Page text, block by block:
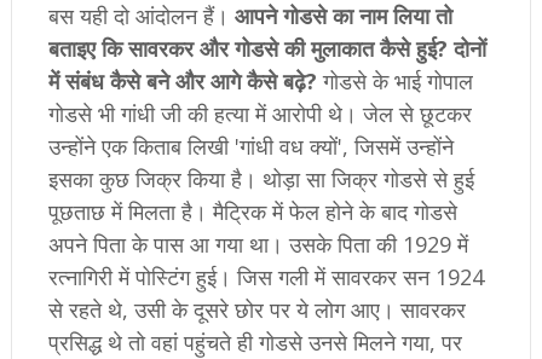
बस यही दो आंदोलन हैं। आपने गोडसे का नाम लिया तो
बताइए कि सावरकर और गोडसे की मुलाकात कैसे हुई? दोनों
में संबंध कैसे बने और आगे कैसे बढ़े? गोडसे के भाई गोपाल
गोडसे भी गांधी जी की हत्या में आरोपी थे। जेल से छूटकर
उन्होंने एक किताब लिखी 'गांधी वध क्यों', जिसमें उन्होंने
इसका कुछ जिक्र किया है। थोड़ा सा जिक्र गोडसे से हुई
पूछताछ में मिलता है। मैट्रिक में फेल होने के बाद गोडसे
अपने पिता के पास आ गया था। उसके पिता की 1929 में
रत्नागिरी में पोस्टिंग हुई। जिस गली में सावरकर सन 1924
से रहते थे, उसी के दूसरे छोर पर ये लोग आए। सावरकर
प्रसिद्ध थे तो वहां पहुंचते ही गोडसे उनसे मिलने गया, पर